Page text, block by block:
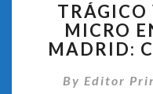
TRÁGICO
MICRO
MADRID:
By Editor